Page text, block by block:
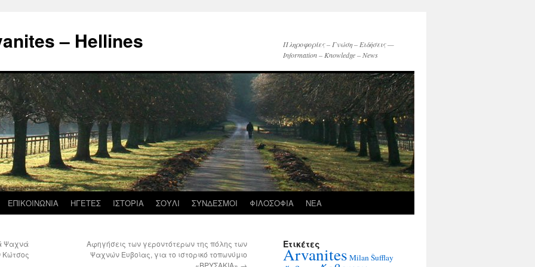
– Hellines
Πληροφορίες – Γνώση – Ειδήσεις —
Information – Knowledge – News
ΕΠΙΚΟΙΝΩΝΙΑ ΗΓΕΤΕΣ ΙΣΤΟΡΙΑ ΣΟΥΛΙ ΣΥΝΔΕΣΜΟΙ ΦΙΛΟΣΟΦΙΑ ΝΕΑ
Ψαχνά
Κώτσος
Αφηγήσεις των γεροντότερων της πόλης των
Ψαχνών Ευβοίας, για το ιστορικό τοπωνύμιο
«ΒΡΥΣΑΚΙΑ» →
Ετικέτες
Arvanites Milan Šufflay